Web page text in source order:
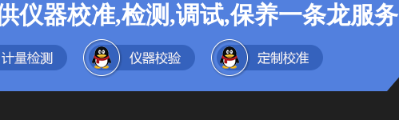
仪器校准,检测,调试,保养一条龙服务